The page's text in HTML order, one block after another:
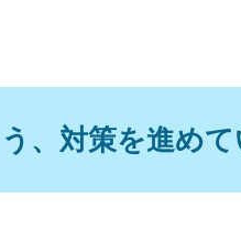
、対策を進めて